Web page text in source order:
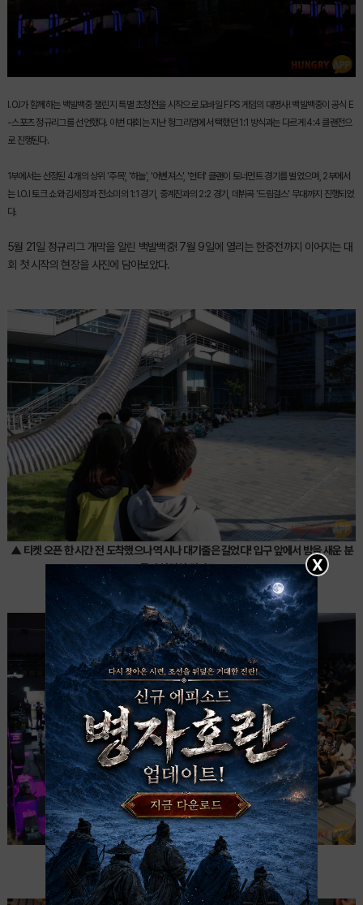
I.O.I가 함께하는 백발백중 챌린지 특별 초청전을 시작으로 모바일 FPS 게임의 대명사! 백발백중이 공식 E
-스포츠 정규리그를 선언했다. 이번 대회는 지난 헝그리앱에서 택했던 1:1 방식과는 다르게4:4 클랜전으
로 진행된다.
1부에서는 선정된 4개의 상위 '주목', '하늘', '어벤져스', '헌터' 클랜이 토너먼트 경기를 벌였으며, 2부에서
는 I.O.I 토크 쇼와 김세정과 전소미의 1:1 경기, 중계진과의 2:2 경기, 데뷔곡 '드림걸스' 무대까지 진행되었
다.
5월 21일 정규리그 개막을 알린 백발백중! 7월 9일에 열리는 한중전까지 이어지는 대
회 첫 시작의 현장을 사진에 담아보았다.
▲ 티켓 오픈 한 시간 전 도착했으나 역시나 대기줄은 길었다! 입구 앞에서 밤을 새운 분
들이 상당히 많다고...
▲ 경기는 최근 개관한 서울 OGN e스타디움에서 진행되었다.
X